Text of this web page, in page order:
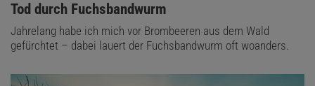
:
Tod durch Fuchsbandwurm
Jahrelang habe ich mich vor Brombeeren aus dem Wald
gefürchtet – dabei lauert der Fuchsbandwurm oft woanders.